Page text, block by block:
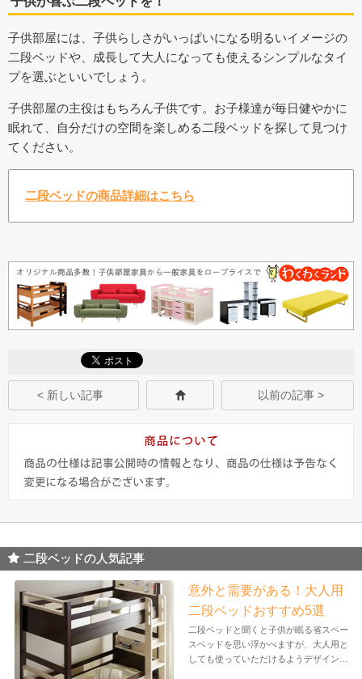
子供部屋には、子供らしさがいっぱいになる明るいイメージの
二段ベッドや、成長して大人になっても使えるシンプルなタイ
プを選ぶといいでしょう。
子供部屋の主役はもちろん子供です。お子様達が毎日健やかに
眠れて、自分だけの空間を楽しめる二段ベッドを探して見つけ
てください。
二段ベッドの商品詳細はこちら
< 新しい記事 以前の記事 >
二段ベッドの人気記事
意外と需要がある！大人用
二段ベッドおすすめ5選
二段ベッドと聞くと子供が眠る省スペー
スベッドを思い浮かべますが、大人用と
しても使っていただけるようデザインさ